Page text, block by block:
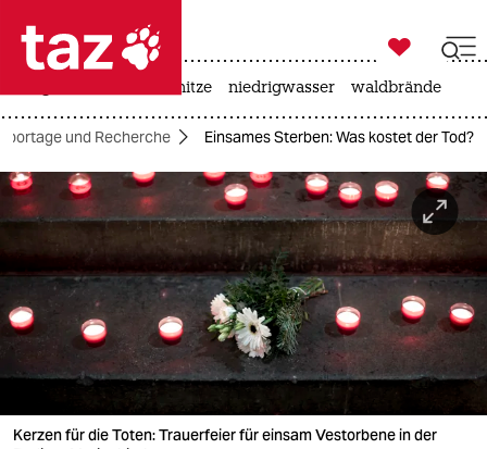
 taz zahl ich
taz zahl ich
themen
politik
öko
gesellschaft
sport

taz zahl ich
hitze niedrigwasser waldbrände
und Recherche Einsames Sterben: Was kostet der Tod?
Kerzen für die Toten: Trauerfeier für einsam Vestorbene in der